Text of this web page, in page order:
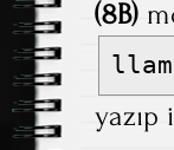
(8B)
yazıp